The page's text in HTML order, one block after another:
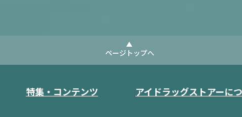
ページトップへ
特集・コンテンツ アイドラッグストアーに